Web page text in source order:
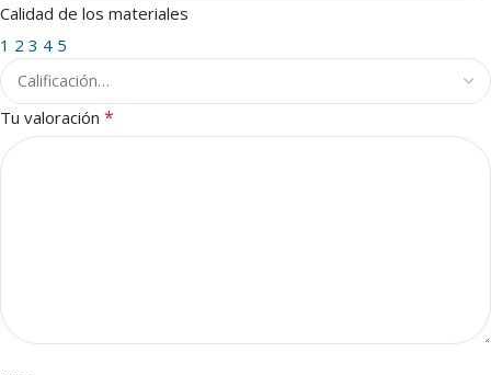
Calidad de los materiales
1 2 3 4 5
Tu valoración *